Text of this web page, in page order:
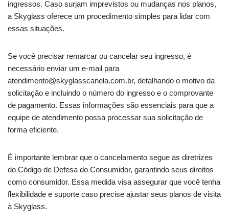
ingressos. Caso surjam imprevistos ou mudanças nos planos,
a Skyglass oferece um procedimento simples para lidar com
essas situações.
Se você precisar remarcar ou cancelar seu ingresso, é
necessário enviar um e-mail para
atendimento@skyglasscanela.com.br, detalhando o motivo da
solicitação e incluindo o número do ingresso e o comprovante
de pagamento. Essas informações são essenciais para que a
equipe de atendimento possa processar sua solicitação de
forma eficiente.
É importante lembrar que o cancelamento segue as diretrizes
do Código de Defesa do Consumidor, garantindo seus direitos
como consumidor. Essa medida visa assegurar que você tenha
flexibilidade e suporte caso precise ajustar seus planos de visita
à Skyglass.